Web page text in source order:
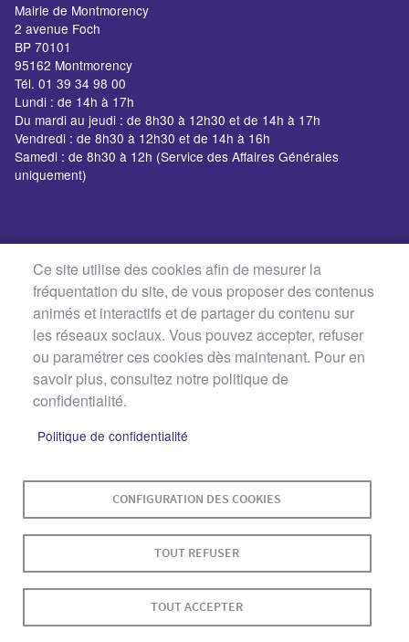
Mairie de Montmorency
2 avenue Foch
BP 70101
95162 Montmorency
Tél. 01 39 34 98 00
Lundi : de 14h à 17h
Du mardi au jeudi : de 8h30 à 12h30 et de 14h à 17h
Vendredi : de 8h30 à 12h30 et de 14h à 16h
Samedi : de 8h30 à 12h (Service des Affaires Générales
uniquement)
Ce site utilise des cookies afin de mesurer la
fréquentation du site, de vous proposer des contenus
animés et interactifs et de partager du contenu sur
les réseaux sociaux. Vous pouvez accepter, refuser
ou paramétrer ces cookies dès maintenant. Pour en
savoir plus, consultez notre politique de
confidentialité.
Politique de confidentialité
CONFIGURATION DES COOKIES
TOUT REFUSER
TOUT ACCEPTER
PIED
PAGE
DONNÉES PERSONNELLES
ACCESSIBILITÉ : NON CONFORME
S'IDENTIFIER